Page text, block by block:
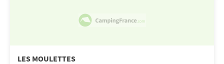
LES MOULETTES